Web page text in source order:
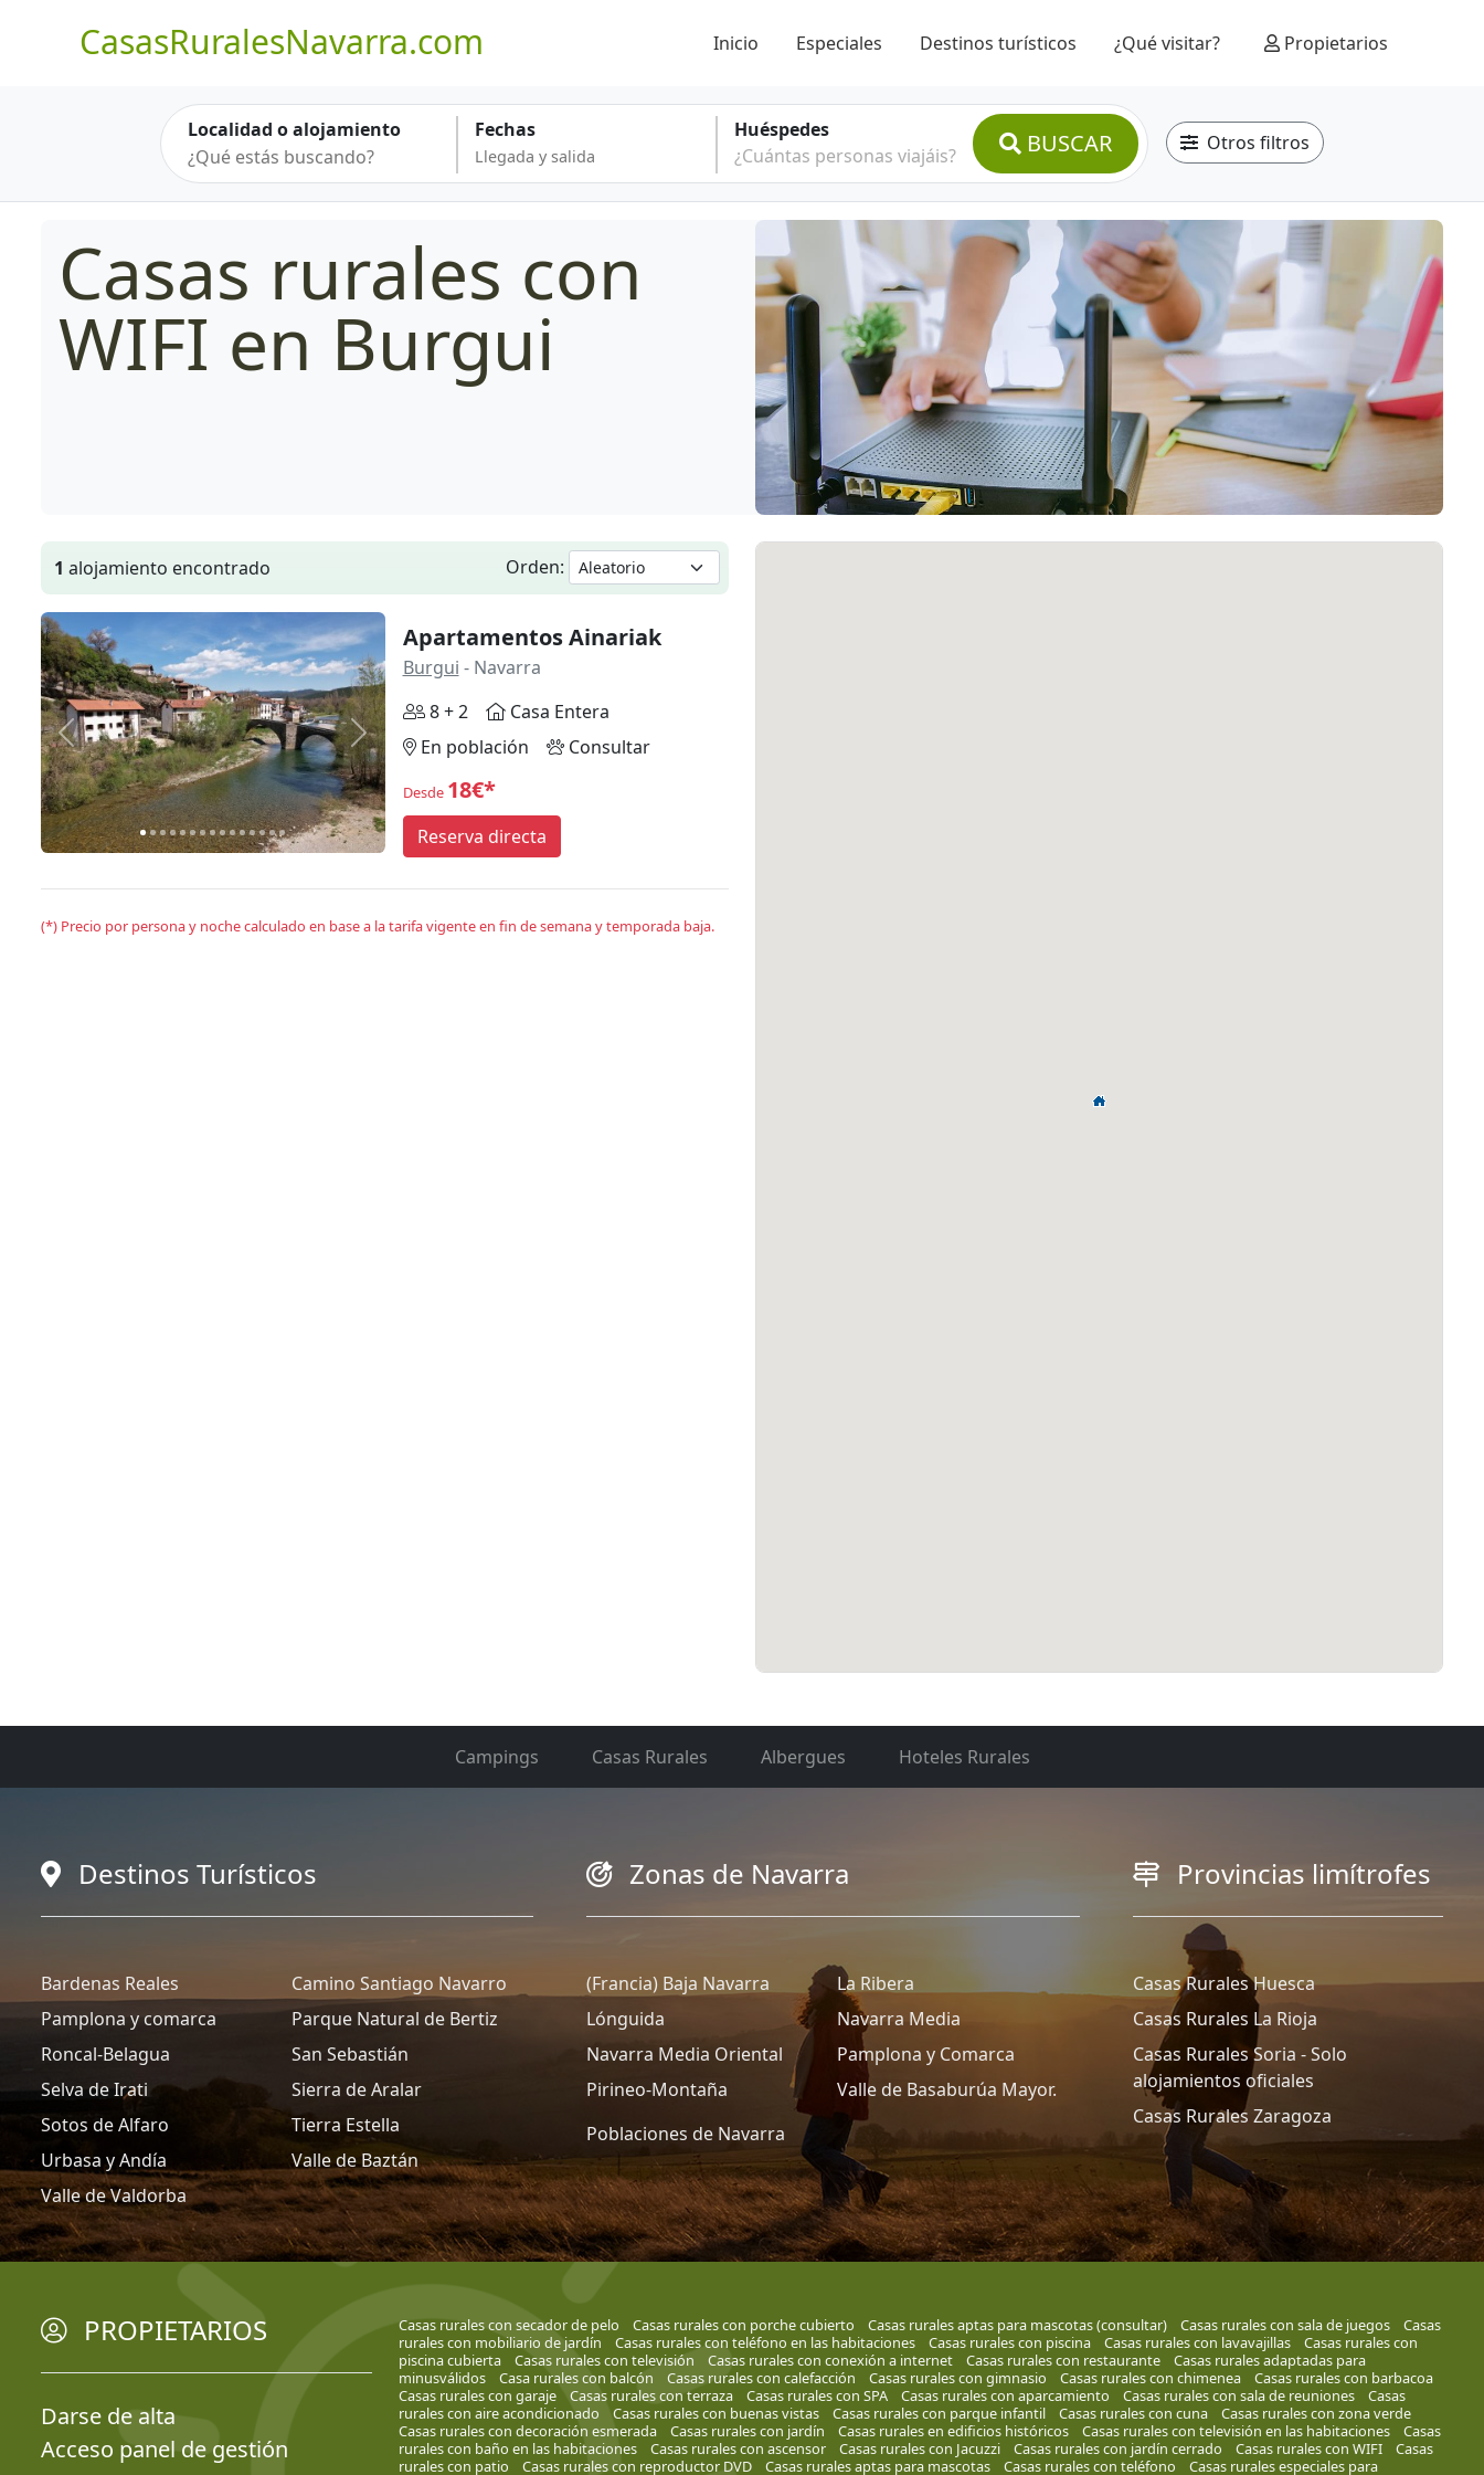
CasasRuralesNavarra.com Inicio Especiales Destinos turísticos ¿Qué visitar? Propietarios
Localidad o alojamiento Fechas
Huéspedes
¿Cuántas personas viajáis?
BUSCAR Otros filtros
Casas rurales con
WIFI en Burgui
1 alojamiento encontrado Orden:
Anterior Siguiente
Apartamentos Ainariak
Burgui - Navarra
8 + 2
Casa Entera
En población
Consultar
Desde 18€*
Reserva directa
(*) Precio por persona y noche calculado en base a la tarifa vigente en fin de semana y temporada baja.
Campings Casas Rurales Albergues Hoteles Rurales
Destinos Turísticos
Bardenas Reales
Camino Santiago Navarro
Pamplona y comarca
Parque Natural de Bertiz
Roncal-Belagua
San Sebastián
Selva de Irati
Sierra de Aralar
Sotos de Alfaro
Tierra Estella
Urbasa y Andía
Valle de Baztán
Valle de Valdorba
Zonas de Navarra
(Francia) Baja Navarra
La Ribera
Lónguida
Navarra Media
Navarra Media Oriental
Pamplona y Comarca
Pirineo-Montaña
Valle de Basaburúa Mayor.
Poblaciones de Navarra
Provincias limítrofes
Casas Rurales Huesca
Casas Rurales La Rioja
Casas Rurales Soria - Solo
alojamientos oficiales
Casas Rurales Zaragoza
PROPIETARIOS
Darse de alta
Acceso panel de gestión
Casas rurales con secador de pelo Casas rurales con porche cubierto Casas rurales aptas para mascotas (consultar) Casas rurales con sala de juegos
Casas
rurales con mobiliario de jardín
Casas rurales con teléfono en las habitaciones Casas rurales con piscina Casas rurales con lavavajillas
Casas rurales con
piscina cubierta
Casas rurales con televisión Casas rurales con conexión a internet Casas rurales con restaurante
Casas rurales adaptadas para
minusválidos
Casa rurales con balcón Casas rurales con calefacción Casas rurales con gimnasio Casas rurales con chimenea
Casas rurales con barbacoa
Casas rurales con garaje
Casas rurales con terraza Casas rurales con SPA Casas rurales con aparcamiento Casas rurales con sala de reuniones
Casas
rurales con aire acondicionado
Casas rurales con buenas vistas Casas rurales con parque infantil Casas rurales con cuna
Casas rurales con zona verde
Casas rurales con decoración esmerada
Casas rurales con jardín Casas rurales en edificios históricos Casas rurales con televisión en las habitaciones
Casas
rurales con baño en las habitaciones
Casas rurales con ascensor Casas rurales con Jacuzzi Casas rurales con jardín cerrado Casas rurales con WIFI
Casas
rurales con patio
Casas rurales con reproductor DVD Casas rurales aptas para mascotas Casas rurales con teléfono
Casas rurales especiales para